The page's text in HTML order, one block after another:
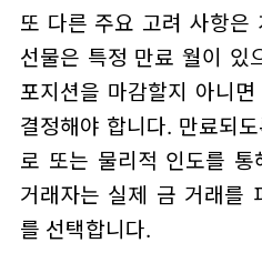
또 다른 주요 고려 사항은
선물은 특정 만료 월이 있
포지션을 마감할지 아니
결정해야 합니다. 만료되
로 또는 물리적 인도를 통
거래자는 실제 금 거래를
를 선택합니다.